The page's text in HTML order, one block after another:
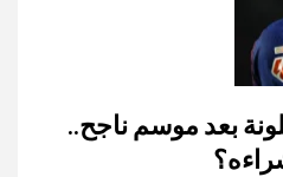
بعد موسم ناجح..